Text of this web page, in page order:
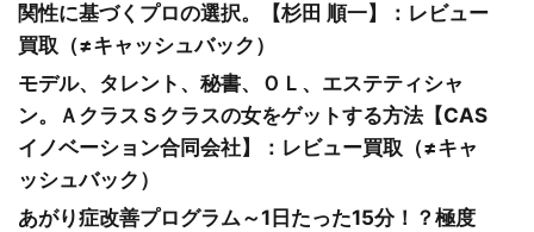
関性に基づくプロの選択。【杉田 順一】：レビュー
買取（≠キャッシュバック）
モデル、タレント、秘書、ＯＬ、エステティシャ
ン。ＡクラスＳクラスの女をゲットする方法【CAS
イノベーション合同会社】：レビュー買取（≠キャ
ッシュバック）
あがり症改善プログラム～1日たった15分！？極度